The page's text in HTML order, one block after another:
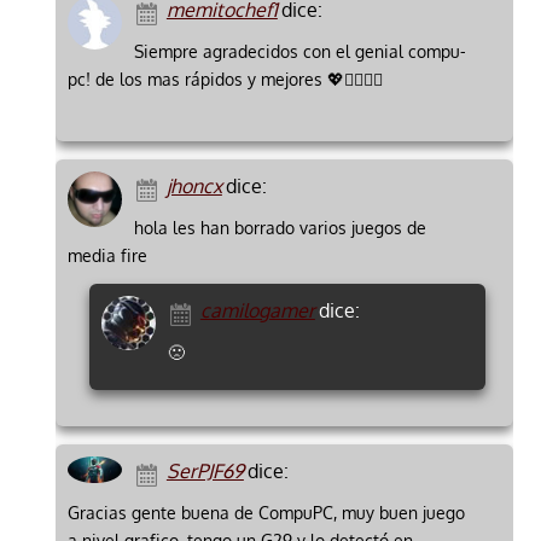
memitochef1dice:
Siempre agradecidos con el genial compu-
pc! de los mas rápidos y mejores 💖🙇‍♂️🙋‍♂️
jhoncxdice:
hola les han borrado varios juegos de
media fire
camilogamerdice:
🙁
SerPJF69dice:
Gracias gente buena de CompuPC, muy buen juego